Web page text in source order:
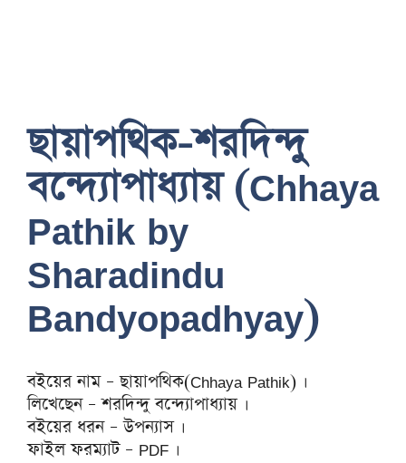
ছায়াপথিক-শরদিন্দু
বন্দ্যোপাধ্যায় (Chhaya
Pathik by
Sharadindu
Bandyopadhyay)
বইয়ের নাম – ছায়াপথিক(Chhaya Pathik) ।
লিখেছেন – শরদিন্দু বন্দ্যোপাধ্যায় ।
বইয়ের ধরন – উপন্যাস ।
ফাইল ফরম্যাট – PDF ।